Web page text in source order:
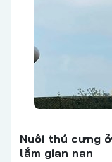
Nuôi thú cưng
lắm gian nan